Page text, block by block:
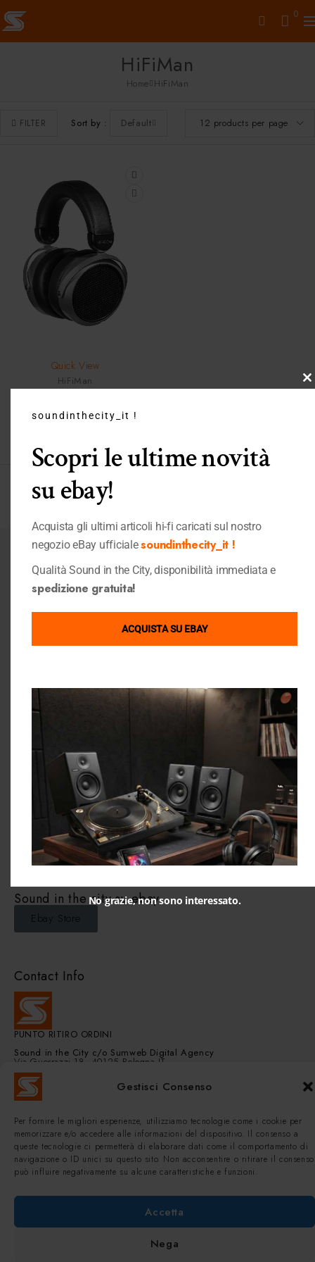
Gestisci Consenso
Per fornire le migliori esperienze, utilizziamo tecnologie come i cookie per
memorizzare e/o accedere alle informazioni del dispositivo. Il consenso a
queste tecnologie ci permetterà di elaborare dati come il comportamento di
navigazione o ID unici su questo sito. Non acconsentire o ritirare il consenso
può influire negativamente su alcune caratteristiche e funzioni.
Accetta
Nega
0
HiFiMan
Home HiFiMan
FILTER Sort by Default
Quick View
HiFiMan
tecnologia magnetica Stealth
Cuffie,Shop, Ultimi Pezzi
Visualizzazione del risultato
Iscriviti alla nostra Newsletter
E sarai aggiornato sulle ultime novità, promozioni e coupon
Iscrivimi
Contact Info
PUNTO RITIRO ORDINI
Sound in the City c/o Sumweb Digital Agency
Via Guerrazzi 18, 40125 Bologna IT
Email:
info@soundinthecity.it
Giorni d'apertura / Orari:
Lun - Sab / 15:00 - 19:00
Dove Siamo Link Utili
Cookie Policy
Chi Siamo
Contattaci
Gift Card Sound in the City
Sound in the city su ebay
Ebay Store
© Soundinthecity Online Hi-Fi Shop Bologna | P.IVA 03014161206 |
Powered bySumweb.it
soundinthecity_it !
Scopri le ultime novità
su ebay!
Acquista gli ultimi articoli hi-fi caricati sul nostro
negozio eBay ufficialesoundinthecity_it !
Qualità Sound in the City, disponibilità immediata e
spedizione gratuita!
ACQUISTA SU EBAY
No grazie, non sono interessato.